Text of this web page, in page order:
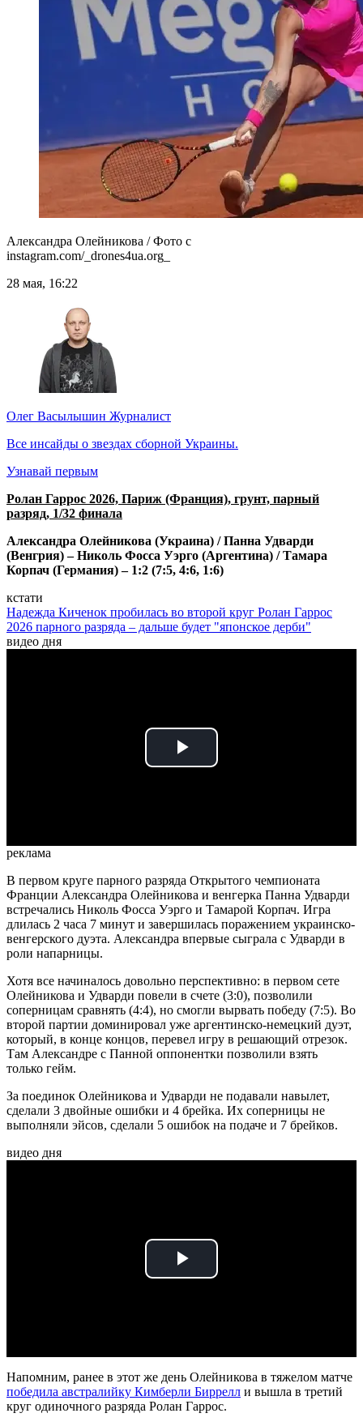
Александра Олейникова / Фото с
instagram.com/_drones4ua.org_
28 мая, 16:22
Олег Васылышин Журналист
Все инсайды о звездах сборной Украины.
Узнавай первым
Ролан Гаррос 2026, Париж (Франция), грунт, парный
разряд, 1/32 финала
Александра Олейникова (Украина) / Панна Удварди
(Венгрия) – Николь Фосса Уэрго (Аргентина) / Тамара
Корпач (Германия) – 1:2 (7:5, 4:6, 1:6)
кстати
Надежда Киченок пробилась во второй круг Ролан Гаррос
2026 парного разряда – дальше будет "японское дерби"
видео дня
Play
реклама
В первом круге парного разряда Открытого чемпионата
Франции Александра Олейникова и венгерка Панна Удварди
встречались Николь Фосса Уэрго и Тамарой Корпач. Игра
длилась 2 часа 7 минут и завершилась поражением украинско-
венгерского дуэта. Александра впервые сыграла с Удварди в
роли напарницы.
Хотя все начиналось довольно перспективно: в первом сете
Олейникова и Удварди повели в счете (3:0), позволили
соперницам сравнять (4:4), но смогли вырвать победу (7:5). Во
второй партии доминировал уже аргентинско-немецкий дуэт,
который, в конце концов, перевел игру в решающий отрезок.
Там Александре с Панной оппонентки позволили взять
только гейм.
За поединок Олейникова и Удварди не подавали навылет,
сделали 3 двойные ошибки и 4 брейка. Их соперницы не
выполняли эйсов, сделали 5 ошибок на подаче и 7 брейков.
видео дня
Play
Напомним, ранее в этот же день Олейникова в тяжелом матче
победила австралийку Кимберли Биррелл и вышла в третий
круг одиночного разряда Ролан Гаррос.